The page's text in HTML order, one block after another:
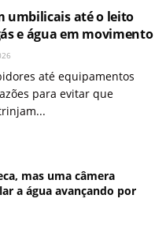
umbilicais até o leito
e água em movimento
até equipamentos
para evitar que
mas uma câmera
a água avançando por